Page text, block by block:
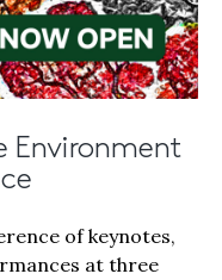
Environment
of keynotes,
at three